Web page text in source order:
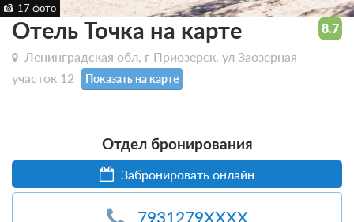
17 фото
Отель Точка на карте
Ленинградская обл, г Приозерск, ул Заозерная
участок 12
Показать на карте
Отдел бронирования
Забронировать онлайн
7931279XXXX
8.7